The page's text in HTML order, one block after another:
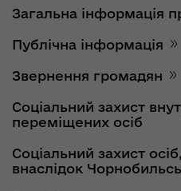
Загальна інформація
Публічна інформація
Звернення громадян
Соціальний захист
переміщених осіб
Соціальний захист
внаслідок